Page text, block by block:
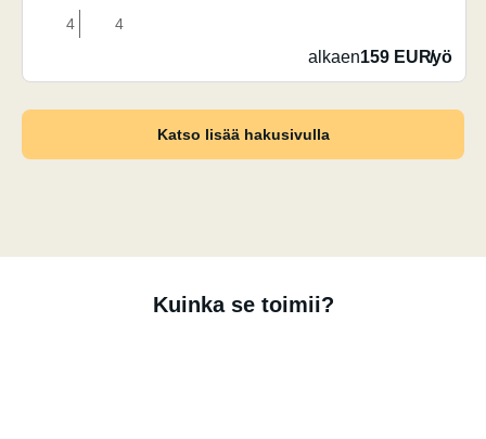
4 4
alkaen159 EUR/yö
Katso lisää hakusivulla
Kuinka se toimii?